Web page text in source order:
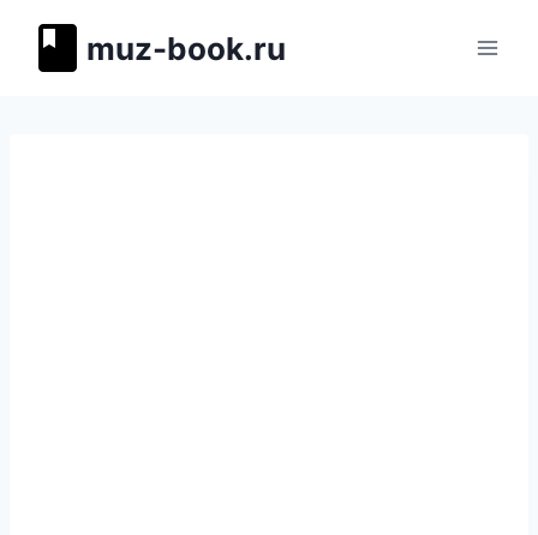
muz-book.ru